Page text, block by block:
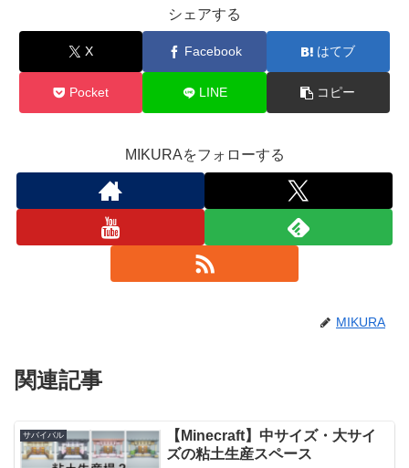
シェアする
X Facebook はてブ
Pocket LINE コピー
MIKURAをフォローする
MIKURA
関連記事
サバイバル
【Minecraft】中サイズ・大サイ
ズの粘土生産スペース